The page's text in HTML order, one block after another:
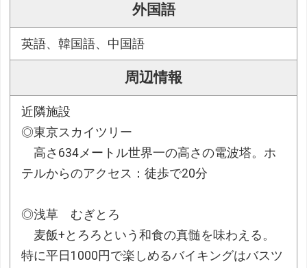
外国語
英語、韓国語、中国語
周辺情報
近隣施設
◎東京スカイツリー
高さ634メートル世界一の高さの電波塔。ホ
テルからのアクセス：徒歩で20分
◎浅草 むぎとろ
麦飯+とろろという和食の真髄を味わえる。
特に平日1000円で楽しめるバイキングはバスツ